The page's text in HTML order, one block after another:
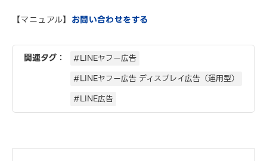
【マニュアル】 お問い合わせをする
関連タグ：
#LINEヤフー広告
#LINEヤフー広告 ディスプレイ広告（運用型）
#LINE広告